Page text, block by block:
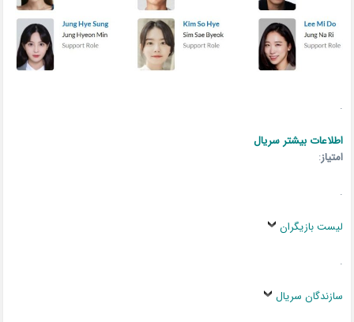
.
اطلاعات بیشتر سریال
امتیاز:
.
لیست بازیگران
.
سازندگان سریال